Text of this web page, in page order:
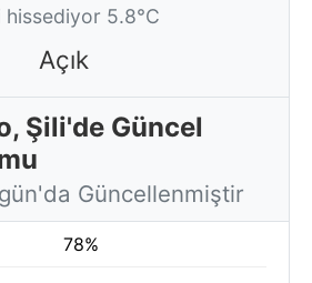
hissediyor 5.8°C
Açık
Şili'de Güncel
Güncellenmiştir
78%